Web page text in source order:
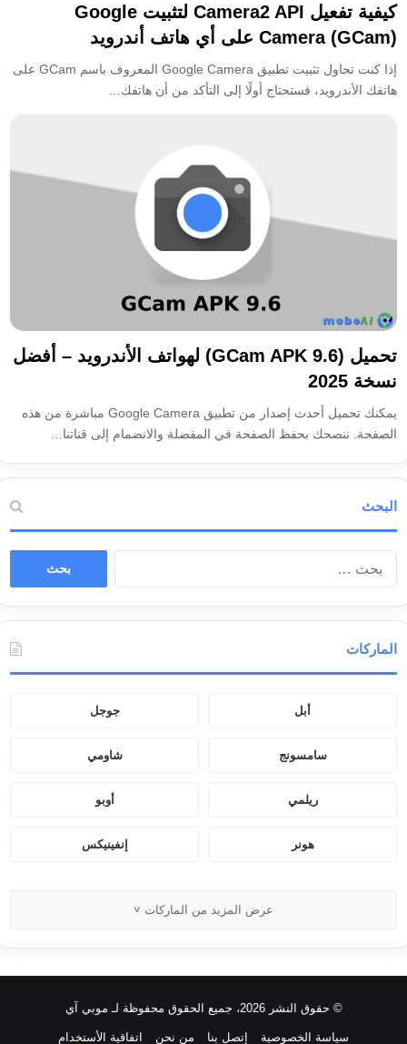
كيفية تفعيل Camera2 API لتثبيت Google
Camera (GCam) على أي هاتف أندرويد
إذا كنت تحاول تثبيت تطبيق Google Camera المعروف باسم GCam على
هاتفك الأندرويد، فستحتاج أولًا إلى التأكد من أن هاتفك…
تحميل (GCam APK 9.6) لهواتف الأندرويد – أفضل
نسخة 2025
يمكنك تحميل أحدث إصدار من تطبيق Google Camera مباشرة من هذه
الصفحة. ننصحك بحفظ الصفحة في المفضلة والانضمام إلى قناتنا…
البحث
ن
الماركات
أبل جوجل
سامسونج شاومي
ريلمي أوبو
هونر إنفينيكس
عرض المزيد من الماركات ˅
© حقوق النشر 2026، جميع الحقوق محفوظة لـ موبي آي
سياسة الخصوصية إتصل بنا من نحن اتفاقية الأستخدام